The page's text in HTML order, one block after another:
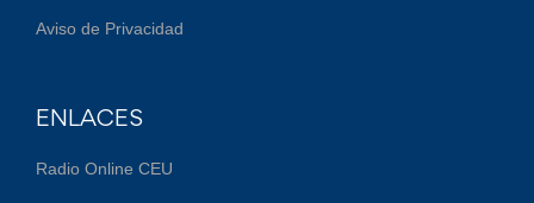
Aviso de Privacidad
ENLACES
Radio Online CEU